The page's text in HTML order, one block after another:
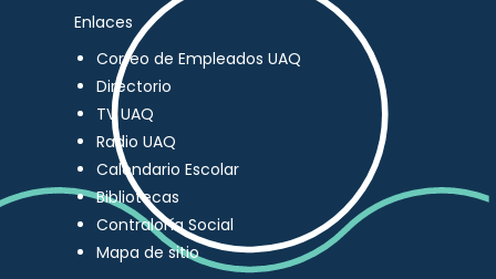
Enlaces
Correo de Empleados UAQ
Directorio
TV UAQ
Radio UAQ
Calendario Escolar
Bibliotecas
Contraloría Social
Mapa de sitio